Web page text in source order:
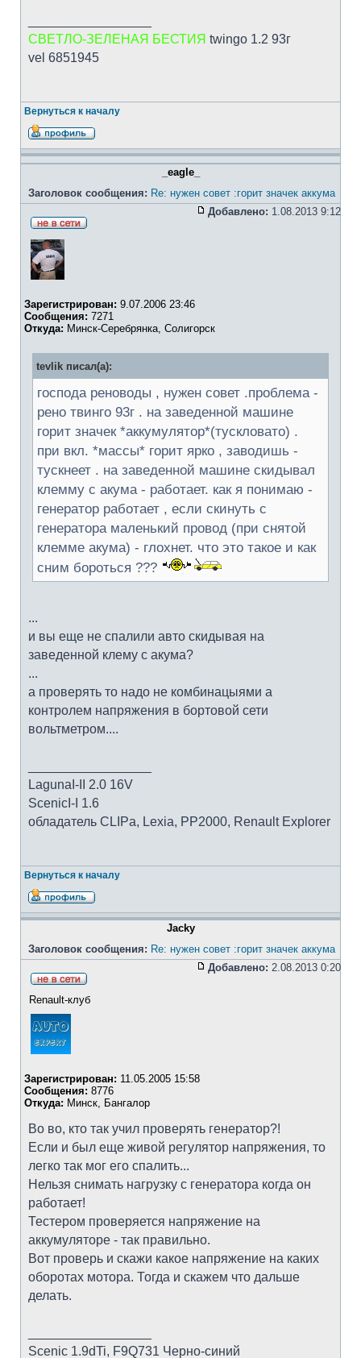
СВЕТЛО-ЗЕЛЕНАЯ БЕСТИЯ twingo 1.2 93г
vel 6851945
Вернуться к началу
_eagle_
Заголовок сообщения: Re: нужен совет :горит значек аккума
Добавлено: 1.08.2013 9:12
Зарегистрирован: 9.07.2006 23:46
Сообщения: 7271
Откуда: Минск-Серебрянка, Солигорск
tevlik писал(а):
господа реноводы , нужен совет .проблема -
рено твинго 93г . на заведенной машине
горит значек *аккумулятор*(тускловато) .
при вкл. *массы* горит ярко , заводишь -
тускнеет . на заведенной машине скидывал
клемму с акума - работает. как я понимаю -
генератор работает , если скинуть с
генератора маленький провод (при снятой
клемме акума) - глохнет. что это такое и как
сним бороться ???
...
и вы еще не спалили авто скидывая на
заведенной клему с акума?
...
а проверять то надо не комбинацыями а
контролем напряжения в бортовой сети
вольтметром....
LagunaI-II 2.0 16V
ScenicI-I 1.6
обладатель CLIPa, Lexia, PP2000, Renault Explorer
Вернуться к началу
Jacky
Заголовок сообщения: Re: нужен совет :горит значек аккума
Добавлено: 2.08.2013 0:20
Renault-клуб
Зарегистрирован: 11.05.2005 15:58
Сообщения: 8776
Откуда: Минск, Бангалор
Во во, кто так учил проверять генератор?!
Если и был еще живой регулятор напряжения, то
легко так мог его спалить...
Нельзя снимать нагрузку с генератора когда он
работает!
Тестером проверяется напряжение на
аккумуляторе - так правильно.
Вот проверь и скажи какое напряжение на каких
оборотах мотора. Тогда и скажем что дальше
делать.
Scenic 1.9dTi, F9Q731 Черно-синий